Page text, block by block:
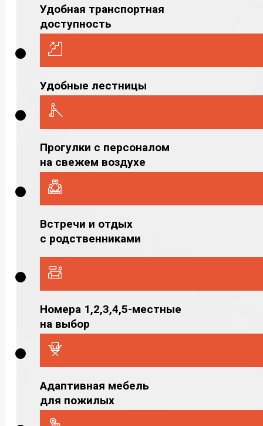
Удобная транспортная
доступность
Удобные лестницы
Прогулки с персоналом
на свежем воздухе
Встречи и отдых
с родственниками
Номера 1,2,3,4,5-местные
на выбор
Адаптивная мебель
для пожилых